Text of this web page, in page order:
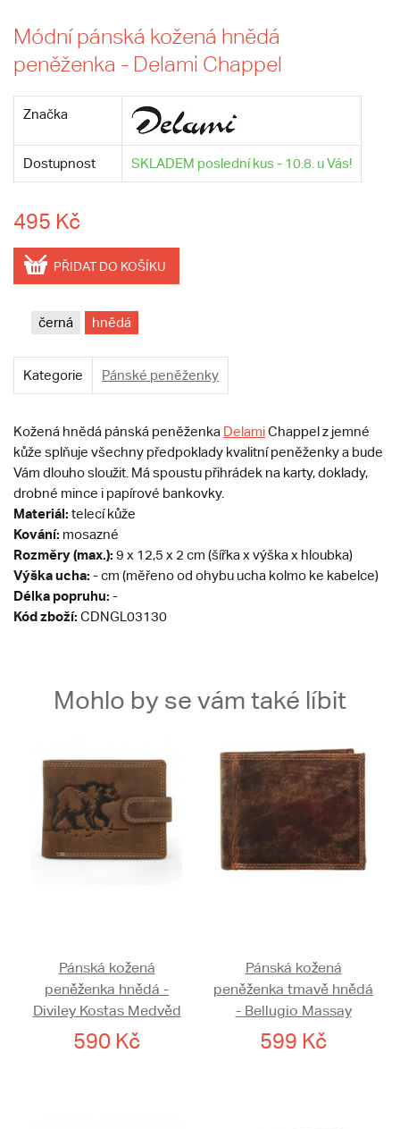
Módní pánská kožená hnědá
peněženka - Delami Chappel
Značka
Dostupnost SKLADEM poslední kus - 10.8. u Vás!
495 Kč
PŘIDAT DO KOŠÍKU
černá hnědá
Kategorie Pánské peněženky
Kožená hnědá pánská peněženka DelamiChappel z jemné
kůže splňuje všechny předpoklady kvalitní peněženky a bude
Vám dlouho sloužit. Má spoustu přihrádek na karty, doklady,
drobné mince i papírové bankovky.
Materiál: telecí kůže
Kování: mosazné
Rozměry (max.): 9 x 12,5 x 2 cm (šířka x výška x hloubka)
Výška ucha: - cm (měřeno od ohybu ucha kolmo ke kabelce)
Délka popruhu: -
Kód zboží: CDNGL03130
Mohlo by se vám také líbit
Pánská kožená
peněženka hnědá -
Diviley Kostas Medvěd
590 Kč
Pánská kožená
peněženka tmavě hnědá
- Bellugio Massay
599 Kč